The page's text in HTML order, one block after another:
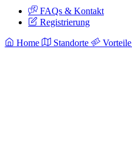
FAQs & Kontakt
Registrierung
Home Standorte Vorteile